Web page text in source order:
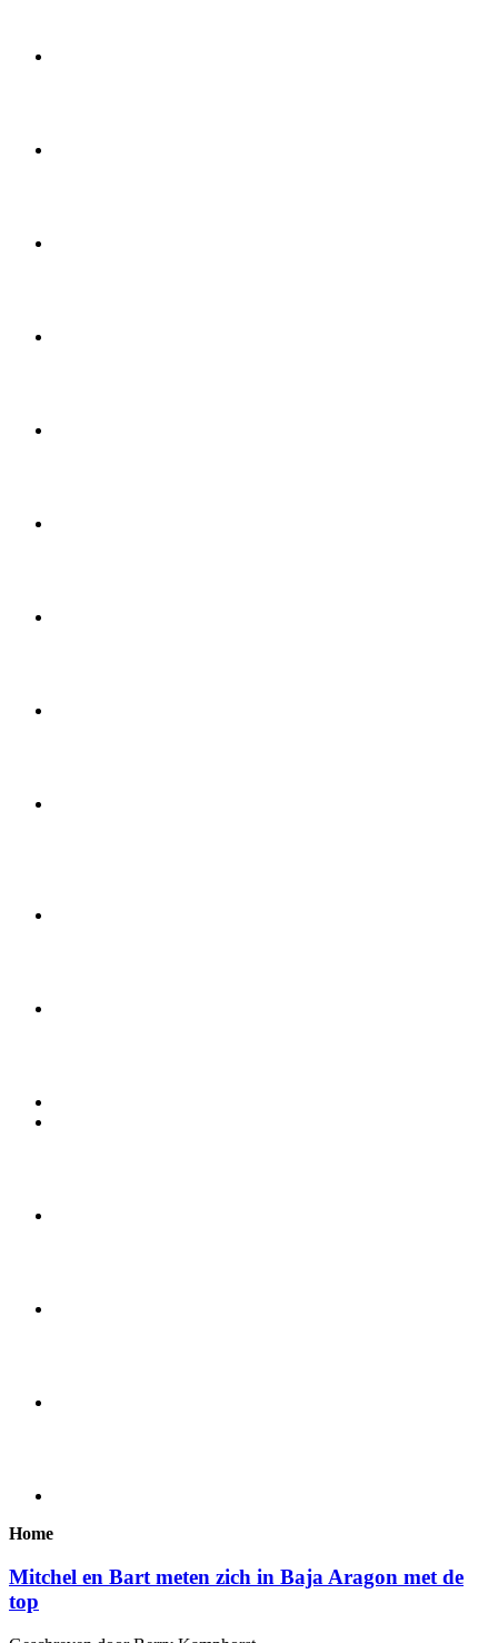
Home
Mitchel en Bart meten zich in Baja Aragon met de
top